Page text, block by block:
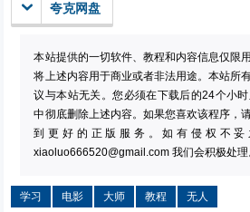
夸克网盘
本站提供的一切软件、教程和内容信息仅限
将上述内容用于商业或者非法用途。本站所
议与本站无关。您必须在下载后的24个小
中彻底删除上述内容。如果您喜欢该程序，
到更好的正版服务。如有侵权不妥
xiaoluo666520@gmail.com 我们会积极处理
学习 电影 大师 教程 无人